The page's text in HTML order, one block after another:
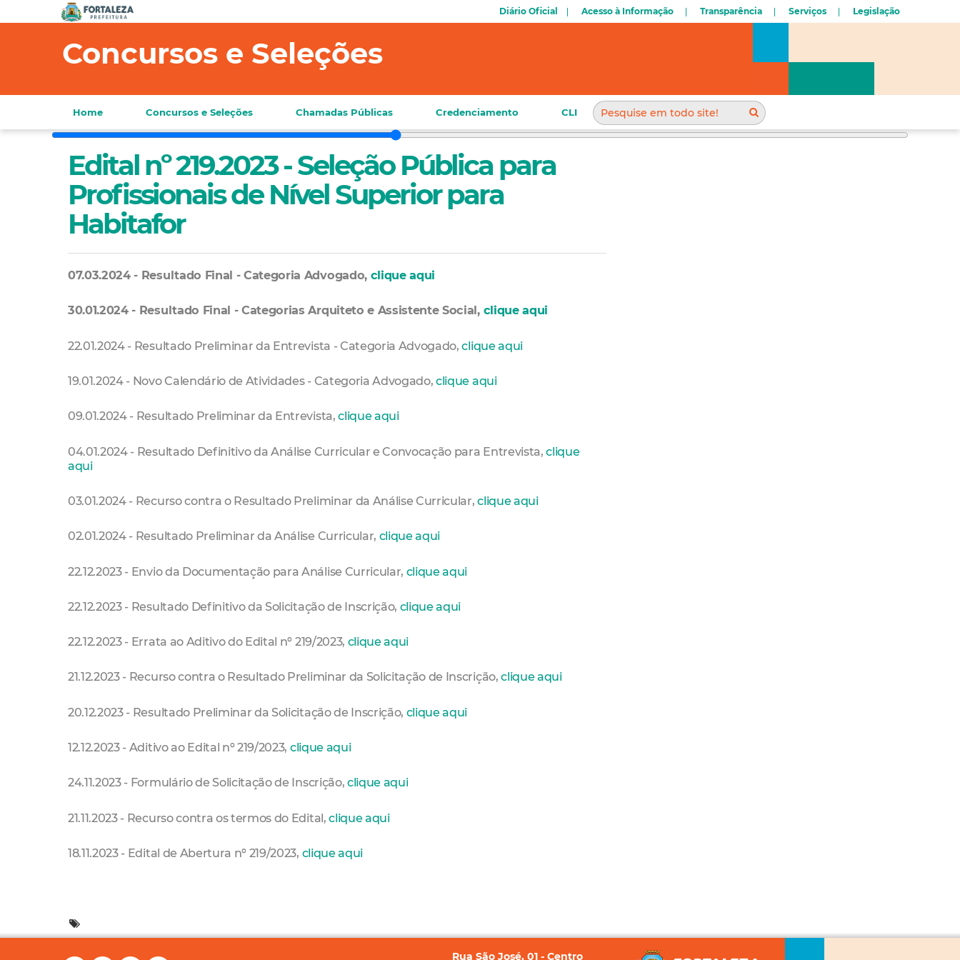
Diário Oficial Acesso à Informação Transparência Serviços Legislação
Concursos e Seleções
Home Concursos e Seleções Chamadas Públicas Credenciamento CLI
Edital nº 219.2023 - Seleção Pública para
Profissionais de Nível Superior para
Habitafor
07.03.2024 - Resultado Final - Categoria Advogado, clique aqui
30.01.2024 - Resultado Final - Categorias Arquiteto e Assistente Social, clique aqui
22.01.2024 - Resultado Preliminar da Entrevista - Categoria Advogado,clique aqui
19.01.2024 - Novo Calendário de Atividades - Categoria Advogado,clique aqui
09.01.2024 - Resultado Preliminar da Entrevista,clique aqui
04.01.2024 - Resultado Definitivo da Análise Curricular e Convocação para Entrevista,clique
aqui
03.01.2024 - Recurso contra o Resultado Preliminar da Análise Curricular,clique aqui
02.01.2024 - Resultado Preliminar da Análise Curricular, clique aqui
22.12.2023 - Envio da Documentação para Análise Curricular, clique aqui
22.12.2023 - Resultado Definitivo da Solicitação de Inscrição, clique aqui
22.12.2023 - Errata ao Aditivo do Edital nº 219/2023, clique aqui
21.12.2023 - Recurso contra o Resultado Preliminar da Solicitação de Inscrição,clique aqui
20.12.2023 - Resultado Preliminar da Solicitação de Inscrição, clique aqui
12.12.2023 - Aditivo ao Edital nº 219/2023, clique aqui
24.11.2023 - Formulário de Solicitação de Inscrição, clique aqui
21.11.2023 - Recurso contra os termos do Edital,clique aqui
18.11.2023 - Edital de Abertura nº 219/2023, clique aqui
Rua São José, 01 - Centro